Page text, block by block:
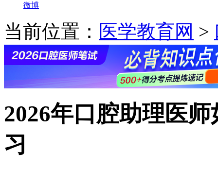
微博
当前位置： 医学教育网 >
2026年口腔助理医
习